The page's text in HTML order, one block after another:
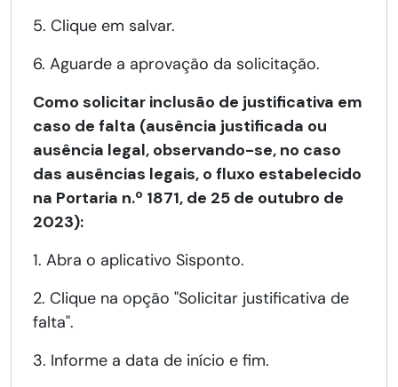
5. Clique em salvar.
6. Aguarde a aprovação da solicitação.
Como solicitar inclusão de justificativa em
caso de falta (ausência justificada ou
ausência legal, observando-se, no caso
das ausências legais, o fluxo estabelecido
na Portaria n.º 1871, de 25 de outubro de
2023):
1. Abra o aplicativo Sisponto.
2. Clique na opção "Solicitar justificativa de
falta".
3. Informe a data de início e fim.